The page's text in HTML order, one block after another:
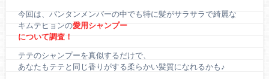
今回は、バンタンメンバーの中でも特に髪がサラサラで綺麗な
キムテヒョンの愛用シャンプー
について調査！
テテのシャンプーを真似するだけで、
あなたもテテと同じ香りがする柔らかい髪質になれるかも♪